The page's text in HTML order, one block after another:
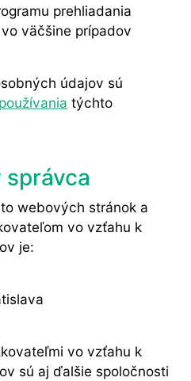
prehliadania
väčšine prípadov
údajov sú
týchto
správca
webových stránok a
vo vzťahu k
je:
vo vzťahu k
sú aj ďalšie spoločnosti